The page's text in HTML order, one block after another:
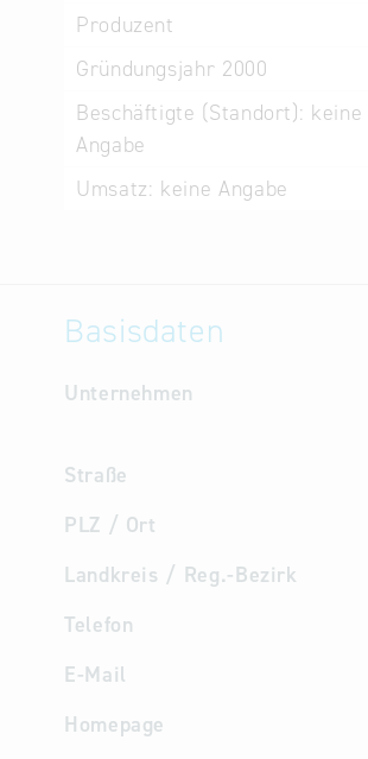
Produzent
Gründungsjahr 2000
Beschäftigte (Standort): keine
Angabe
Umsatz: keine Angabe
Basisdaten
Unternehmen
Straße
PLZ / Ort
Landkreis / Reg.-Bezirk
Telefon
E-Mail
Homepage